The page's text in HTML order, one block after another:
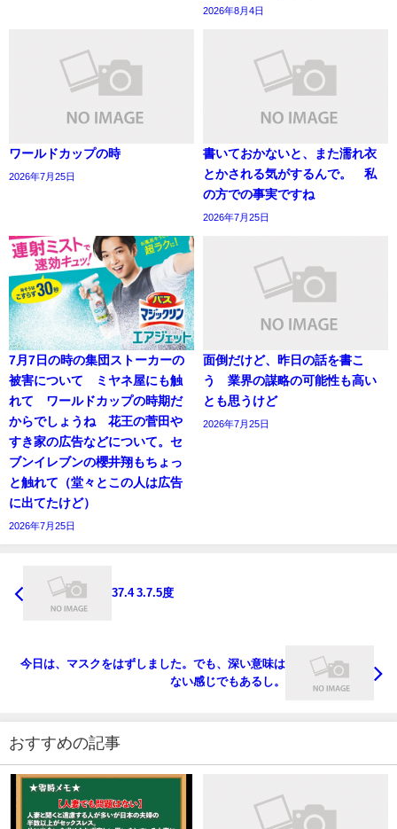
2026年8月4日
ワールドカップの時
2026年7月25日
書いておかないと、また濡れ衣
とかされる気がするんで。 私
の方での事実ですね
2026年7月25日
7月7日の時の集団ストーカーの
被害について ミヤネ屋にも触
れて ワールドカップの時期だ
からでしょうね 花王の菅田や
すき家の広告などについて。セ
ブンイレブンの櫻井翔もちょっ
と触れて（堂々とこの人は広告
に出てたけど）
2026年7月25日
面倒だけど、昨日の話を書こ
う 業界の謀略の可能性も高い
とも思うけど
2026年7月25日
37.4 3.7.5度
今日は、マスクをはずしました。でも、深い意味は
ない感じでもあるし。
おすすめの記事